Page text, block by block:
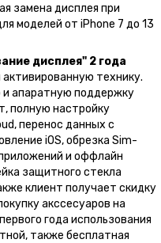
замена дисплея при
моделей от iPhone 7 до 13
дисплея" 2 года
технику.
и апаратную поддержку
полную настройку
перенос данных с
iOS, обрезка Sim-
и оффлайн
защитного стекла
клиент получает скидку
акссесуаров на
года использования
также бесплатная